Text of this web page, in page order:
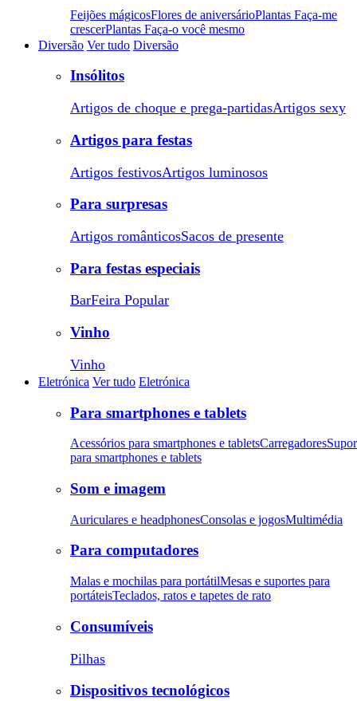
Feijões mágicosFlores de aniversárioPlantas Faça-me
crescerPlantas Faça-o você mesmo
Diversão Ver tudo Diversão
Insólitos
Artigos de choque e prega-partidasArtigos sexy
Artigos para festas
Artigos festivosArtigos luminosos
Para surpresas
Artigos românticosSacos de presente
Para festas especiais
BarFeira Popular
Vinho
Vinho
Eletrónica Ver tudo Eletrónica
Para smartphones e tablets
Acessórios para smartphones e tabletsCarregadores
para smartphones e tablets
Som e imagem
Auriculares e headphonesConsolas e jogosMultimédia
Para computadores
Malas e mochilas para portátilMesas e suportes para
portáteisTeclados, ratos e tapetes de rato
Consumíveis
Pilhas
Dispositivos tecnológicos